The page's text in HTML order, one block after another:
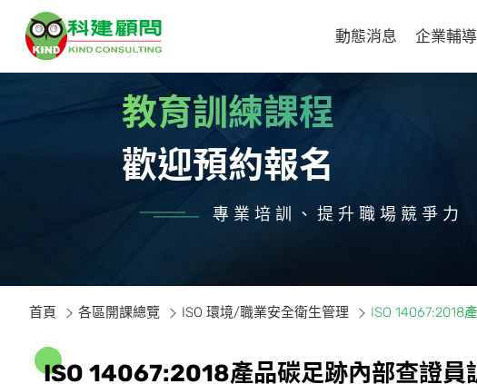
動態消息 企業輔導
教育訓練課程
歡迎預約報名
專業培訓、提升職場競爭力
首頁 各區開課總覽 ISO 環境/職業安全衛生管理 ISO 14067:2018
ISO 14067:2018產品碳足跡內部查證員